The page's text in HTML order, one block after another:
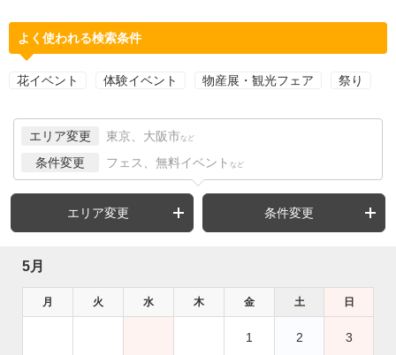
よく使われる検索条件
花イベント 体験イベント 物産展・観光フェア 祭り
エリア変更 東京、大阪市 など
条件変更 フェス、無料イベント など
エリア変更 条件変更
5月
月 火 水 木 金 土 日
1 2 3